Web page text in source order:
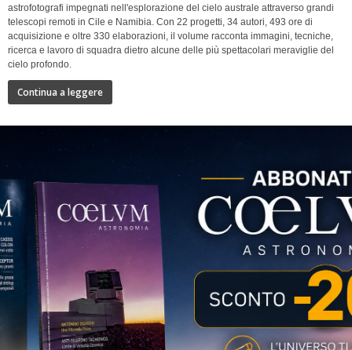
astrofotografi impegnati nell'esplorazione del cielo australe attraverso grandi
telescopi remoti in Cile e Namibia. Con 22 progetti, 34 autori, 493 ore di
acquisizione e oltre 330 elaborazioni, il volume racconta immagini, tecniche,
ricerca e lavoro di squadra dietro alcune delle più spettacolari meraviglie del
cielo profondo.
Continua a leggere